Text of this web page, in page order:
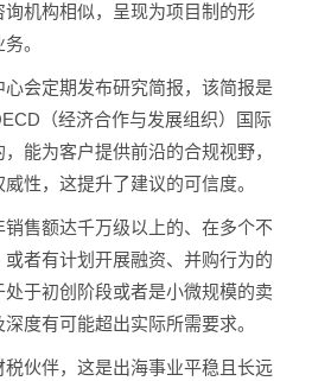
机构相似，呈现为项目制的形
。
会定期发布研究简报，该简报是
（经济合作与发展组织）国际
能为客户提供前沿的合规视野，
性，这提升了建议的可信度。
售额达千万级以上的、在多个不
者有计划开展融资、并购行为的
于初创阶段或者是小微规模的卖
度有可能超出实际所需要求。
伙伴，这是出海事业平稳且长远